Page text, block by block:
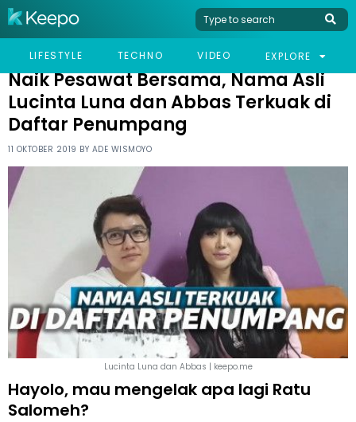
LIFESTYLE TECHNO VIDEO EXPLORE
HOME CELEB
NAIK PESAWAT BERSAMA, NAMA ASLI LUCINTA LUNA DAN ABBAS
Naik Pesawat Bersama, Nama Asli
Lucinta Luna dan Abbas Terkuak di
Daftar Penumpang
11 OKTOBER 2019 BY ADE WISMOYO
Lucinta Luna dan Abbas | keepo.me
Hayolo, mau mengelak apa lagi Ratu
Salomeh?